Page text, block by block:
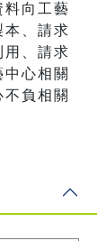
料向工藝
本、請求
用、請求
心相關
負相關